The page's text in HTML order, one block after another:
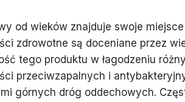
od wieków znajduje swoje
zdrowotne są doceniane przez
tego produktu w łagodzeniu
przeciwzapalnych i
górnych dróg oddechowych.